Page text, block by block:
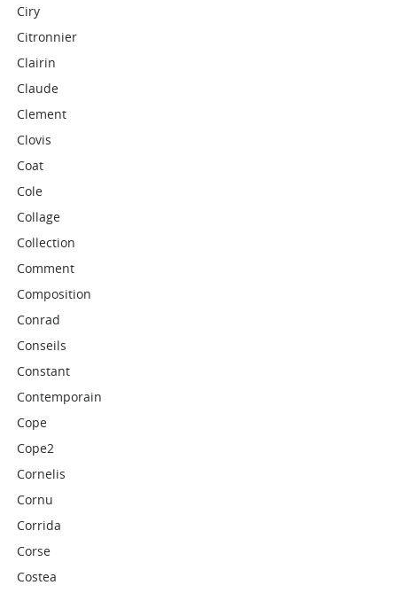
Ciry
Citronnier
Clairin
Claude
Clement
Clovis
Coat
Cole
Collage
Collection
Comment
Composition
Conrad
Conseils
Constant
Contemporain
Cope
Cope2
Cornelis
Cornu
Corrida
Corse
Costea